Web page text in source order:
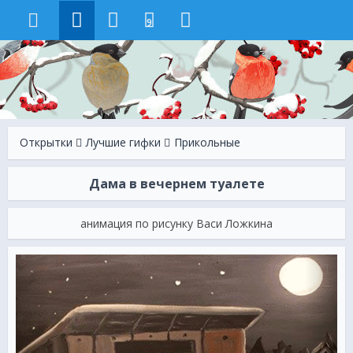
9
Открытки Лучшие гифки Прикольные
Дама в вечернем туалете
анимация по рисунку Васи Ложкина